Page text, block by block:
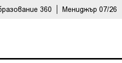
360 Мениджър 07/26